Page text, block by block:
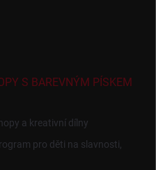
S BAREVNÝM PÍSKEM
a kreativní dílny
pro děti na slavnosti,